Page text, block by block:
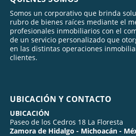
Somos un corporativo que brinda
rubro de bienes raíces mediante el
profesionales inmobiliarios con el
de un servicio personalizado que
en las distintas operaciones
clientes.
UBICACIÓN Y CONTACTO
UBICACIÓN
Paseo de los Cedros 18 La Floresta
Zamora de Hidalgo - Michoacán -